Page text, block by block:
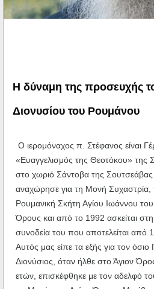
Ηχητικά
Η δύναμη της προσευχής
Διονυσίου του Ρουμάνου
Ο ιερομόναχος π. Στέφανος είναι
«Ευαγγελισμός της Θεοτόκου» της
στο χωριό Σάντοβα της
αναχώρησε για τη Μονή Συχαστρία,
Ρουμανική Σκήτη Αγίου Ιωάννου
Όρους και από το 1992 ασκείται
συνοδεία του που αποτελείται από
Αυτός μας είπε τα εξής για τον
Διονύσιος, όταν ήλθε στο Άγιον
ετών, επισκέφθηκε με τον αδελφό